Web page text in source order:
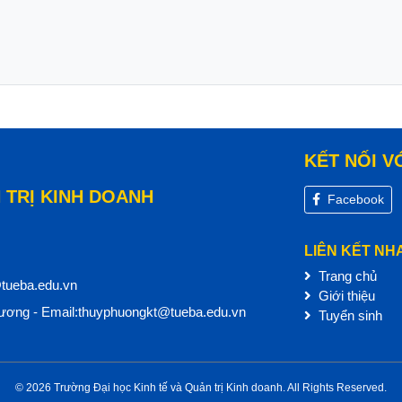
KINH DOANH
- Email:thuyphuongkt@tueba.edu.vn
KẾT NỐI
Facebook
LIÊN KẾT
Trang chủ
Giới thiệu
Tuyển sinh
© 2026 Trường Đại học Kinh tế và Quản trị Kinh doanh. All Rights Reserved.